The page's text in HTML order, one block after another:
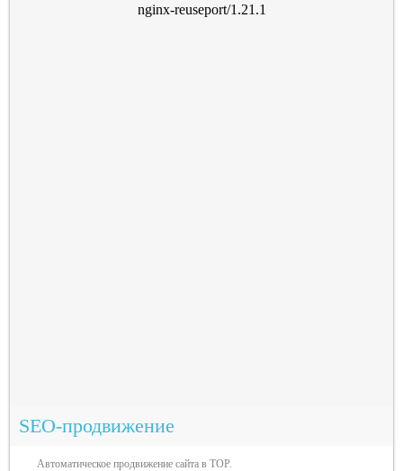
SEO-продвижение
Автоматическое продвижение сайта в TOP.